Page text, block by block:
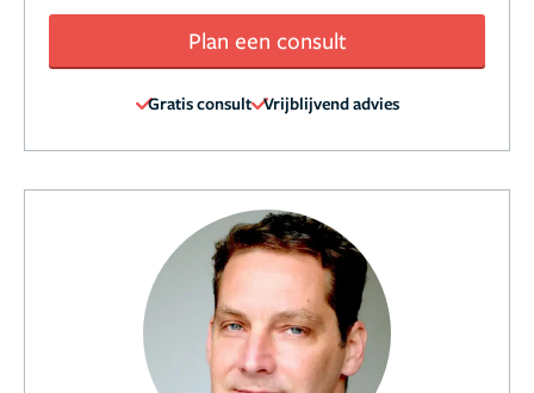
Plan een consult
Gratis consult Vrijblijvend advies